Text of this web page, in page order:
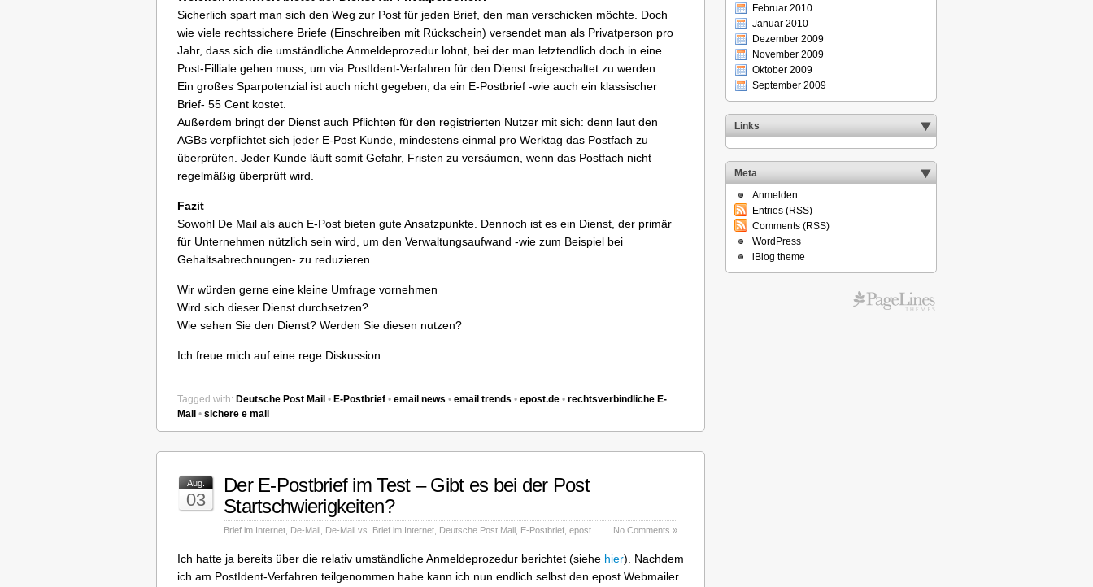
Sicherlich spart man sich den Weg zur Post für jeden Brief, den man verschicken möchte. Doch
wie viele rechtssichere Briefe (Einschreiben mit Rückschein) versendet man als Privatperson pro
Jahr, dass sich die umständliche Anmeldeprozedur lohnt, bei der man letztendlich doch in eine
Post-Filliale gehen muss, um via PostIdent-Verfahren für den Dienst freigeschaltet zu werden.
Ein großes Sparpotenzial ist auch nicht gegeben, da ein E-Postbrief -wie auch ein klassischer
Brief- 55 Cent kostet.
Außerdem bringt der Dienst auch Pflichten für den registrierten Nutzer mit sich: denn laut den
AGBs verpflichtet sich jeder E-Post Kunde, mindestens einmal pro Werktag das Postfach zu
überprüfen. Jeder Kunde läuft somit Gefahr, Fristen zu versäumen, wenn das Postfach nicht
regelmäßig überprüft wird.
Fazit
Sowohl De Mail als auch E-Post bieten gute Ansatzpunkte. Dennoch ist es ein Dienst, der primär
für Unternehmen nützlich sein wird, um den Verwaltungsaufwand -wie zum Beispiel bei
Gehaltsabrechnungen- zu reduzieren.
Wir würden gerne eine kleine Umfrage vornehmen
Wird sich dieser Dienst durchsetzen?
Wie sehen Sie den Dienst? Werden Sie diesen nutzen?
Ich freue mich auf eine rege Diskussion.
Tagged with: Deutsche Post Mail • E-Postbrief • email news • email trends • epost.de • rechtsverbindliche E-
Mail • sichere e mail
Aug.
03
Der E-Postbrief im Test – Gibt es bei der Post
Startschwierigkeiten?
Brief im Internet De-Mail De-Mail vs. Brief im Internet Deutsche Post Mail E-Postbrief epost No Comments »
Ich hatte ja bereits über die relativ umständliche Anmeldeprozedur berichtet (siehe hier). Nachdem
ich am PostIdent-Verfahren teilgenommen habe kann ich nun endlich selbst den epost Webmailer
Februar 2010
Januar 2010
Dezember 2009
November 2009
Oktober 2009
September 2009
Links
Meta
Anmelden
Entries (RSS)
Comments (RSS)
WordPress
iBlog theme